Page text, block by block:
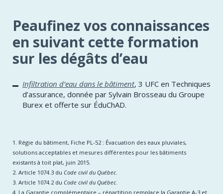
Peaufinez vos connaissances
en suivant cette formation
sur les dégâts d’eau
Infiltration d’eau dans le bâtiment, 3 UFC en Techniques
d’assurance, donnée par Sylvain Brosseau du Groupe
Burex et offerte sur ÉduChAD.
1. Régie du bâtiment, Fiche PL-52 : Évacuation des eaux pluviales,
solutions acceptables et mesures différentes pour les bâtiments
existants à toit plat, juin 2015.
2. Article 1074.3 du Code civil du Québec
3. Article 1074.2 du Code civil du Québec
4. La Garantie complémentaire – répartition remplace la Garantie A-3 et